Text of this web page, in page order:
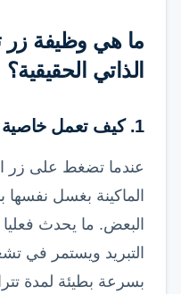
ما هي وظيفة
الذاتي الحقيقية؟
1. كيف تعمل خاصية التنظيف الذاتي بالضبط؟
عندما تضغط على زر
الماكينة بغسل نفسها
البعض. ما يحدث
التبريد ويستمر في